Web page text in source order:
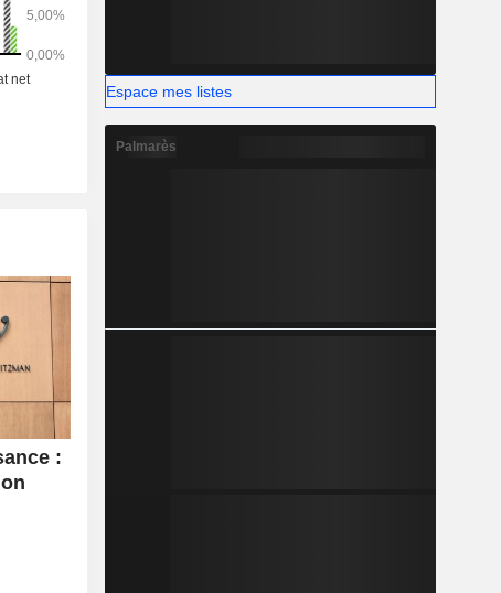
et des
que des
:
Espace mes listes
Palmarès